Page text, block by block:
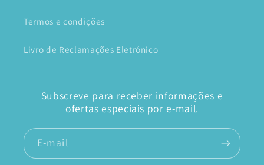
Termos e condições
Livro de Reclamações Eletrónico
Subscreve para receber informações e
ofertas especiais por e-mail.
E-mail